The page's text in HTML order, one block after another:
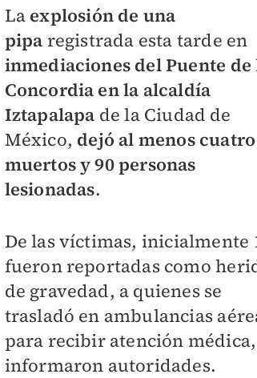
La explosión de una
pipa registrada esta tarde en
inmediaciones del Puente de
Concordia en la alcaldía
Iztapalapa de la Ciudad de
México, dejó al menos cuatro
muertos y 90 personas
lesionadas.
De las víctimas, inicialmente
fueron reportadas como
de gravedad, a quienes se
trasladó en ambulancias
para recibir atención médica,
informaron autoridades.